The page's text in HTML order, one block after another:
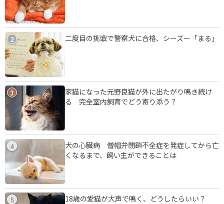
2 二度目の挑戦で警察犬に合格、シーズー「まる」
3
家猫になった元野良猫が外に出たがり鳴き続け
る 完全室内飼育でどう寄り添う？
4
犬の心臓病 僧帽弁閉鎖不全症を発症してから亡
くなるまで、飼い主ができることは
5
18歳の愛猫が大声で鳴く、どうしたらいい？